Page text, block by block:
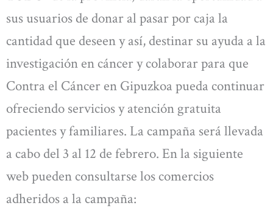
sus usuarios de donar al pasar por caja la
cantidad que deseen y así, destinar su ayuda a la
investigación en cáncer y colaborar para que
Contra el Cáncer en Gipuzkoa pueda continuar
ofreciendo servicios y atención gratuita
pacientes y familiares. La campaña será llevada
a cabo del 3 al 12 de febrero. En la siguiente
web pueden consultarse los comercios
adheridos a la campaña: